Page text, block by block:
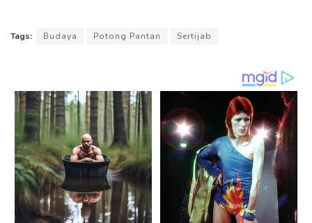
Tags: Budaya Potong Pantan Sertijab